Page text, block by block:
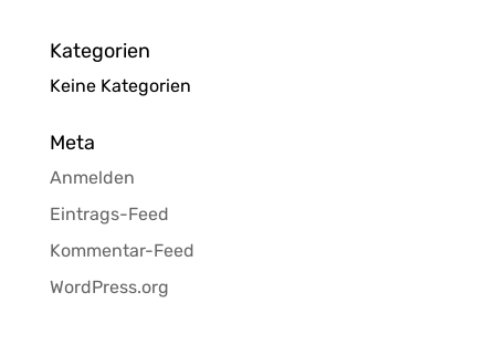
Kategorien
Keine Kategorien
Meta
Anmelden
Eintrags-Feed
Kommentar-Feed
WordPress.org